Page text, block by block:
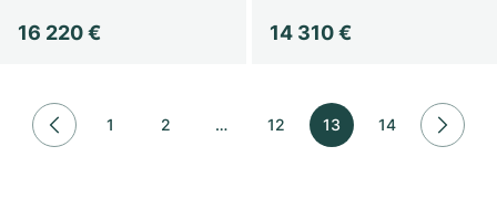
16 220 € 14 310 €
1 2 … 12 13 14